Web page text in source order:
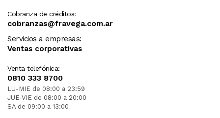
Cobranza de créditos:
cobranzas@fravega.com.ar
Servicios a empresas:
Ventas corporativas
Venta telefónica:
0810 333 8700
LU-MIE de 08:00 a 23:59
JUE-VIE de 08:00 a 20:00
SA de 09:00 a 13:00